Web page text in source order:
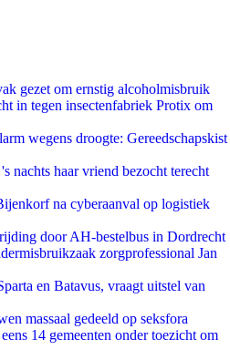
gezet om ernstig alcoholmisbruik
in tegen insectenfabriek Protix om
wegens droogte: Gereedschapskist
nachts haar vriend bezocht terecht
na cyberaanval op logistiek
door AH-bestelbus in Dordrecht
zorgprofessional Jan
en Batavus, vraagt uitstel van
massaal gedeeld op seksfora
14 gemeenten onder toezicht om